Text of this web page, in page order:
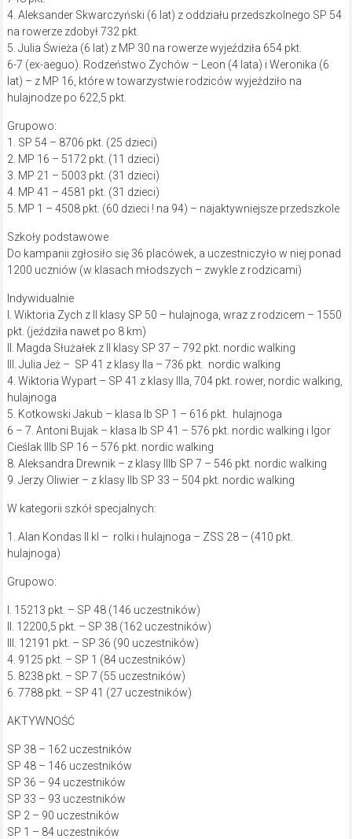
4. Aleksander Skwarczyński (6 lat) z oddziału przedszkolnego SP 54
na rowerze zdobył 732 pkt.
5. Julia Świeża (6 lat) z MP 30 na rowerze wyjeździła 654 pkt.
6-7 (ex-aeguo). Rodzeństwo Zychów – Leon (4 lata) i Weronika (6
lat) – z MP 16, które w towarzystwie rodziców wyjeździło na
hulajnodze po 622,5 pkt.
Grupowo:
1. SP 54 – 8706 pkt. (25 dzieci)
2. MP 16 – 5172 pkt. (11 dzieci)
3. MP 21 – 5003 pkt. (31 dzieci)
4. MP 41 – 4581 pkt. (31 dzieci)
5. MP 1 – 4508 pkt. (60 dzieci ! na 94) – najaktywniejsze przedszkole
Szkoły podstawowe
Do kampanii zgłosiło się 36 placówek, a uczestniczyło w niej ponad
1200 uczniów (w klasach młodszych – zwykle z rodzicami)
Indywidualnie
I. Wiktoria Zych z II klasy SP 50 – hulajnoga, wraz z rodzicem – 1550
pkt. (jeździła nawet po 8 km)
II. Magda Służałek z II klasy SP 37 – 792 pkt. nordic walking
III. Julia Jeż – SP 41 z klasy IIa – 736 pkt. nordic walking
4. Wiktoria Wypart – SP 41 z klasy IIIa, 704 pkt. rower, nordic walking,
hulajnoga
5. Kotkowski Jakub – klasa Ib SP 1 – 616 pkt. hulajnoga
6 – 7. Antoni Bujak – klasa Ib SP 41 – 576 pkt. nordic walking i Igor
Cieślak IIIb SP 16 – 576 pkt. nordic walking
8. Aleksandra Drewnik – z klasy IIIb SP 7 – 546 pkt. nordic walking
9. Jerzy Oliwier – z klasy IIb SP 33 – 504 pkt. nordic walking
W kategorii szkół specjalnych:
1. Alan Kondas II kl – rolki i hulajnoga – ZSS 28 – (410 pkt.
hulajnoga)
Grupowo:
I. 15213 pkt. – SP 48 (146 uczestników)
II. 12200,5 pkt. – SP 38 (162 uczestników)
III. 12191 pkt. – SP 36 (90 uczestników)
4. 9125 pkt. – SP 1 (84 uczestników)
5. 8238 pkt. – SP 7 (55 uczestników)
6. 7788 pkt. – SP 41 (27 uczestników)
AKTYWNOŚĆ
SP 38 – 162 uczestników
SP 48 – 146 uczestników
SP 36 – 94 uczestników
SP 33 – 93 uczestników
SP 2 – 90 uczestników
SP 1 – 84 uczestników